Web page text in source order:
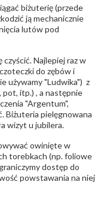
wieku poniżej 3 lat
z białego złota
zawierają nikiel
biżuterię (przede
ją mechanicznie
lutów pod
Najlepiej raz w
do zębów i
używamy "Ludwika") z
pot, itp.) , a następnie
"Argentum",
Biżuteria pielęgnowana
wizyt u jubilera.
owinięte w
torebkach (np. foliowe
dostęp do
powstawania na niej